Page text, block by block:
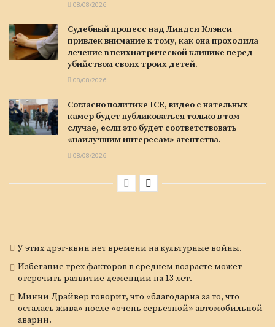
08/08/2026
Судебный процесс над Линдси Клэнси
привлек внимание к тому, как она проходила
лечение в психиатрической клинике перед
убийством своих троих детей.
08/08/2026
Согласно политике ICE, видео с нательных
камер будет публиковаться только в том
случае, если это будет соответствовать
«наилучшим интересам» агентства.
08/08/2026
У этих дрэг-квин нет времени на культурные войны.
Избегание трех факторов в среднем возрасте может
отсрочить развитие деменции на 13 лет.
Минни Драйвер говорит, что «благодарна за то, что
осталась жива» после «очень серьезной» автомобильной
аварии.